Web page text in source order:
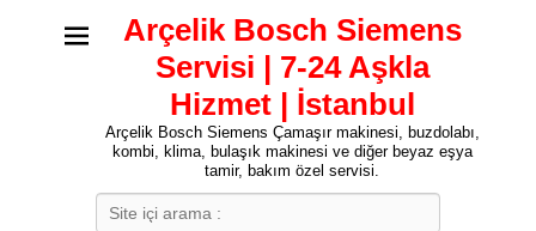
Arçelik Bosch Siemens
Servisi | 7-24 Aşkla
Hizmet | İstanbul
Arçelik Bosch Siemens Çamaşır makinesi, buzdolabı,
kombi, klima, bulaşık makinesi ve diğer beyaz eşya
tamir, bakım özel servisi.